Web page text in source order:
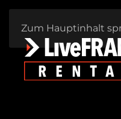
Zum Hauptinhalt